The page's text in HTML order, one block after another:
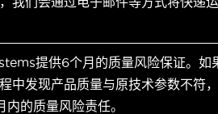
提供6个月的质量风险保证。如
中发现产品质量与原技术参数不符
内的质量风险责任。